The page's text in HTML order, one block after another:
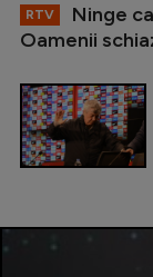
RTV
Ninge
Oamenii